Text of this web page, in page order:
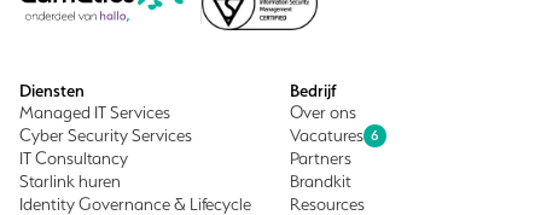
Bedrijf
Over ons
Vacatures 6
Partners
Brandkit
Resources
Diensten
Managed IT Services
Cyber Security Services
IT Consultancy
Starlink huren
Identity Governance & Lifecycle